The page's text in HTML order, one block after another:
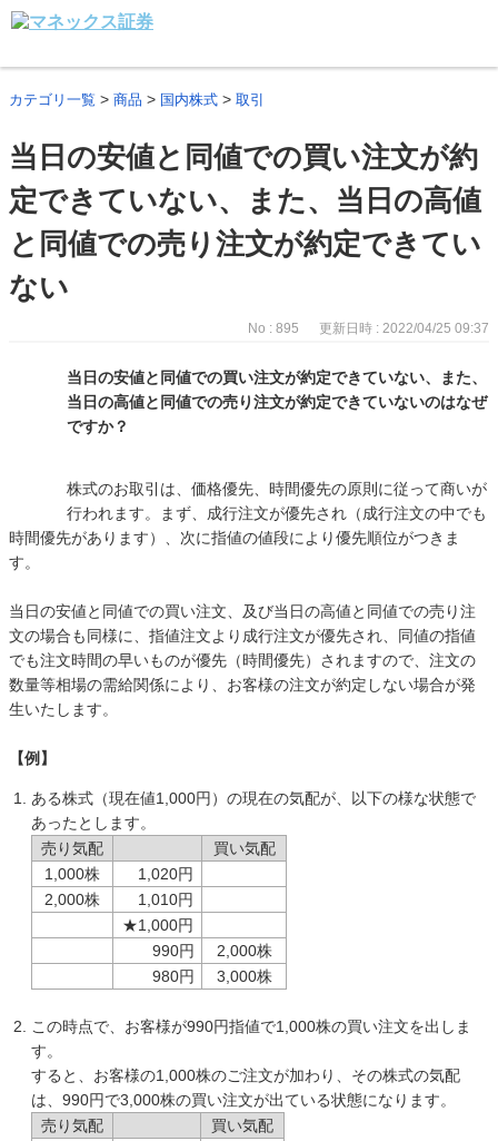
カテゴリ一覧 > 商品 > 国内株式 > 取引
当日の安値と同値での買い注文が約
定できていない、また、当日の高値
と同値での売り注文が約定できてい
ない
No : 895 更新日時 : 2022/04/25 09:37
当日の安値と同値での買い注文が約定できていない、また、
当日の高値と同値での売り注文が約定できていないのはなぜ
ですか？
株式のお取引は、価格優先、時間優先の原則に従って商いが
行われます。まず、成行注文が優先され（成行注文の中でも
時間優先があります）、次に指値の値段により優先順位がつきま
す。
当日の安値と同値での買い注文、及び当日の高値と同値での売り注
文の場合も同様に、指値注文より成行注文が優先され、同値の指値
でも注文時間の早いものが優先（時間優先）されますので、注文の
数量等相場の需給関係により、お客様の注文が約定しない場合が発
生いたします。
【例】
ある株式（現在値1,000円）の現在の気配が、以下の様な状態で
あったとします。
売り気配
買い気配
1,000株
1,020円
2,000株
1,010円
★1,000円
990円
2,000株
980円
3,000株
この時点で、お客様が990円指値で1,000株の買い注文を出しま
す。
すると、お客様の1,000株のご注文が加わり、その株式の気配
は、990円で3,000株の買い注文が出ている状態になります。
売り気配
買い気配